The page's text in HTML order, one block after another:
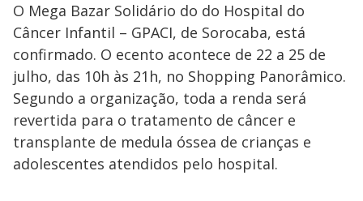
O Mega Bazar Solidário do do Hospital do
Câncer Infantil – GPACI, de Sorocaba, está
confirmado. O ecento acontece de 22 a 25 de
julho, das 10h às 21h, no Shopping Panorâmico.
Segundo a organização, toda a renda será
revertida para o tratamento de câncer e
transplante de medula óssea de crianças e
adolescentes atendidos pelo hospital.